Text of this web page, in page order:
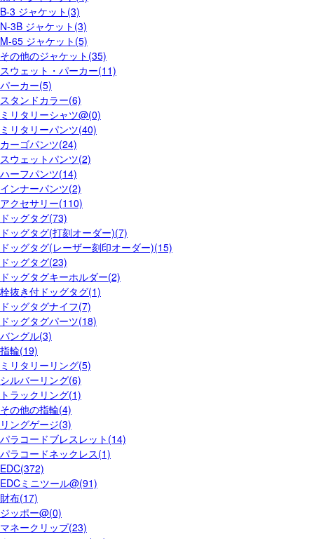
B-3 ジャケット(3)
N-3B ジャケット(3)
M-65 ジャケット(5)
その他のジャケット(35)
スウェット・パーカー(11)
パーカー(5)
スタンドカラー(6)
ミリタリーシャツ@(0)
ミリタリーパンツ(40)
カーゴパンツ(24)
スウェットパンツ(2)
ハーフパンツ(14)
インナーパンツ(2)
アクセサリー(110)
ドッグタグ(73)
ドッグタグ(打刻オーダー)(7)
ドッグタグ(レーザー刻印オーダー)(15)
ドッグタグ(23)
ドッグタグキーホルダー(2)
栓抜き付ドッグタグ(1)
ドッグタグナイフ(7)
ドッグタグパーツ(18)
バングル(3)
指輪(19)
ミリタリーリング(5)
シルバーリング(6)
トラックリング(1)
その他の指輪(4)
リングゲージ(3)
パラコードブレスレット(14)
パラコードネックレス(1)
EDC(372)
EDCミニツール@(91)
財布(17)
ジッポー@(0)
マネークリップ(23)